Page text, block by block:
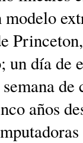
día de
años